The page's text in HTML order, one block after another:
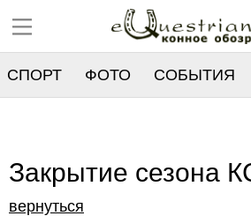
СПОРТ ФОТО СОБЫТИЯ
Закрытие сезона
вернуться